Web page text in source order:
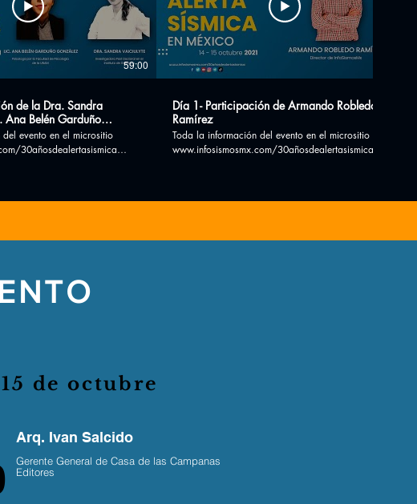
59:00
de la Dra. Sandra
Ana Belén Garduño
evento en el micrositio
30añosdealertasismica
Día 1- Participación de Armando Robledo
Ramírez
Toda la información del evento en el micrositio
www.infosismosmx.com/30añosdealertasismica
15 de octubre
Arq. Ivan Salcido
Gerente General de Casa de las Campanas
Editores